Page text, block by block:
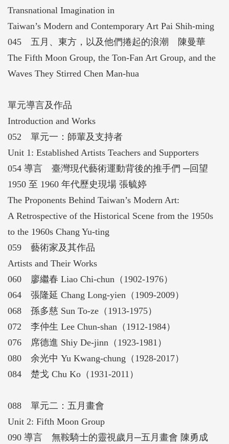
Transnational Imagination in
Taiwan’s Modern and Contemporary Art Pai Shih-ming
045 五月、東方，以及他們捲起的浪潮 陳曼華
The Fifth Moon Group, the Ton-Fan Art Group, and the
Waves They Stirred Chen Man-hua
單元導言及作品
Introduction and Works
052 單元一：師輩及支持者
Unit 1: Established Artists Teachers and Supporters
054 導言 臺灣現代藝術運動背後的推手們 ─回望
1950 至 1960 年代歷史現場 張毓婷
The Proponents Behind Taiwan’s Modern Art:
A Retrospective of the Historical Scene from the 1950s
to the 1960s Chang Yu-ting
059 藝術家及其作品
Artists and Their Works
060 廖繼春 Liao Chi-chun（1902-1976）
064 張隆延 Chang Long-yien（1909-2009）
068 孫多慈 Sun To-ze（1913-1975）
072 李仲生 Lee Chun-shan（1912-1984）
076 席德進 Shiy De-jinn（1923-1981）
080 余光中 Yu Kwang-chung（1928-2017）
084 楚戈 Chu Ko（1931-2011）
088 單元二：五月畫會
Unit 2: Fifth Moon Group
090 導言 無鞍騎士的靈視歲月─五月畫會 陳勇成